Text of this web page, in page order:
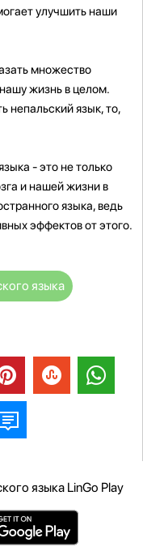
улучшить наши
множество
жизнь в целом.
непальский язык, то,
- это не только
и нашей жизни в
языка, ведь
эффектов от этого.
языка
языка LinGo Play